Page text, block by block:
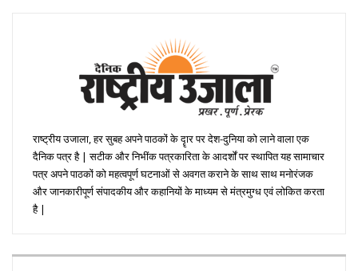
राष्ट्रीय उजाला, हर सुबह अपने पाठकों के दॄार पर देश-दुनिया को लाने वाला एक
दैनिक पत्र है | सटीक और निभींक पत्रकारिता के आदर्शों पर स्थापित यह सामाचार
पत्र अपने पाठकों को महत्वपूर्ण घटनाओं से अवगत कराने के साथ साथ मनोरंजक
और जानकारीपूर्ण संपादकीय और कहानियों के माध्यम से मंत्रमुग्ध एवं लोकित करता
है |